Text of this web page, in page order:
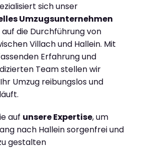
sich unser
Umzugsunternehmen
auf die Durchführung von
Villach und Hallein. Mit
Erfahrung und
Team stellen wir
Umzug reibungslos und
auf unsere Expertise, um
nach Hallein sorgenfrei und
gestalten